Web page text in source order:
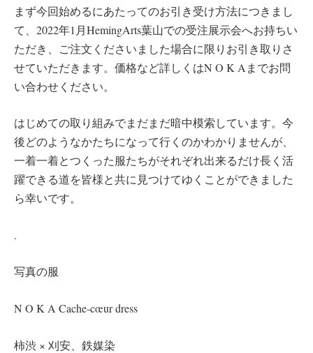
まず今回始めるにあたってのお引き受け方法につきまし
て、2022年1月HemingArts葉山での受注展示会へお持ちい
ただき、ご注文くださいました場合に限りお引き取りさ
せていただきます。価格など詳しくはN O K Aまでお問
い合わせください。
はじめての取り組みでまだまだ暗中模索しています。今
後どのようなかたちになって行くのかわかりませんが、
一着一着とつくった服たちがそれぞれ出来るだけ長く活
躍できる道を皆様と共に見つけてゆくことができました
ら幸いです。
.
写真の服
N O K A Cache-cœur dress
柿渋 × 刈安、鉄媒染